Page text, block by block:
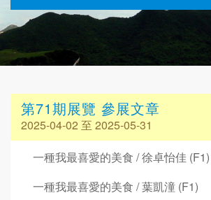
第71期展覽 參展文章
2025-04-02 至 2025-05-31
一種我最喜愛的美食 / 徐卓怡佳 (F1)
一種我最喜愛的美食 / 葉凱潼 (F1)